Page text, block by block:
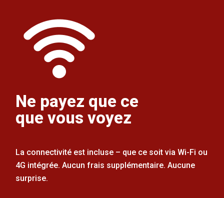
Ne payez que ce
que vous voyez
La connectivité est incluse – que ce soit via Wi-Fi ou
4G intégrée. Aucun frais supplémentaire. Aucune
surprise.